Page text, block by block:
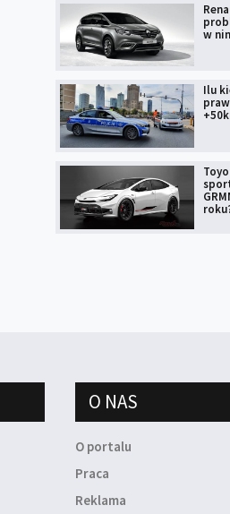
w
Ilu
O NAS
O portalu
Praca
Reklama